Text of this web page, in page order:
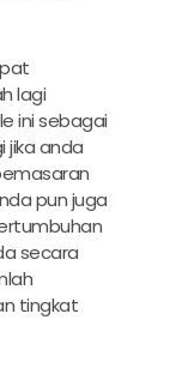
lagi
ini sebagai
jika anda
pun juga
secara
tingkat